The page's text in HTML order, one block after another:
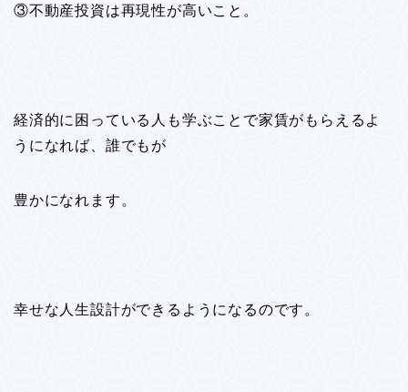
③不動産投資は再現性が高いこと。
経済的に困っている人も学ぶことで家賃がもらえるよ
うになれば、誰でもが
豊かになれます。
幸せな人生設計ができるようになるのです。